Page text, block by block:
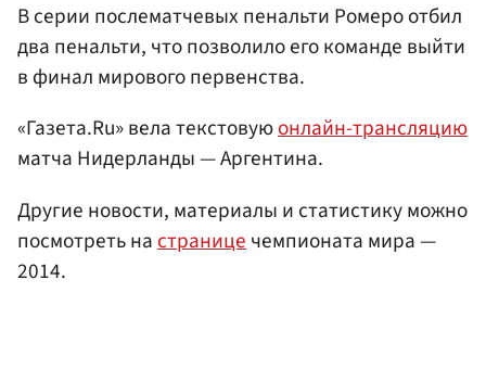
В серии послематчевых пенальти Ромеро отбил
два пенальти, что позволило его команде выйти
в финал мирового первенства.
«Газета.Ru» вела текстовуюонлайн-трансляцию
матча Нидерланды — Аргентина.
Другие новости, материалы и статистику можно
посмотреть на странице чемпионата мира —
2014.